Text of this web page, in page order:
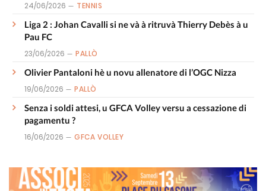
24/06/2026 TENNIS
Liga 2 : Johan Cavalli si ne và à ritruvà Thierry Debès à u
Pau FC
23/06/2026 PALLÒ
Olivier Pantaloni hè u novu allenatore di l’OGC Nizza
19/06/2026 PALLÒ
Senza i soldi attesi, u GFCA Volley versu a cessazione di
pagamentu ?
16/06/2026 GFCA VOLLEY